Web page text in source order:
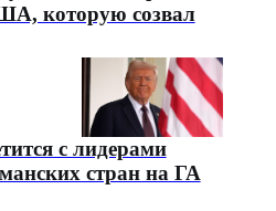
которую созвал
с лидерами
стран на ГА